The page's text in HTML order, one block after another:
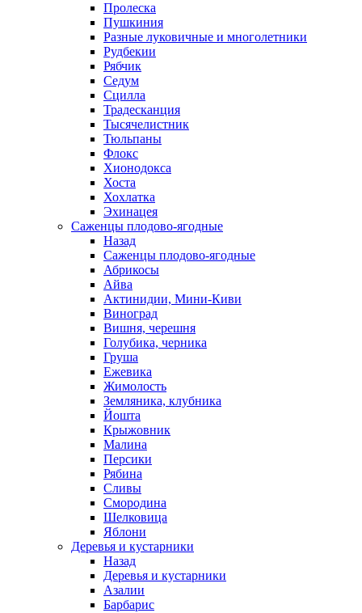
Пролеска
Пушкиния
Разные луковичные и многолетники
Рудбекии
Рябчик
Седум
Сцилла
Традесканция
Тысячелистник
Тюльпаны
Флокс
Хионодокса
Хоста
Хохлатка
Эхинацея
Саженцы плодово-ягодные
Назад
Саженцы плодово-ягодные
Абрикосы
Айва
Актинидии, Мини-Киви
Виноград
Вишня, черешня
Голубика, черника
Груша
Ежевика
Жимолость
Земляника, клубника
Йошта
Крыжовник
Малина
Персики
Рябина
Сливы
Смородина
Шелковица
Яблони
Деревья и кустарники
Назад
Деревья и кустарники
Азалии
Барбарис